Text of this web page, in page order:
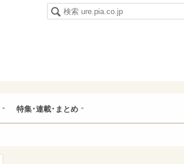
特集･連載･まとめ